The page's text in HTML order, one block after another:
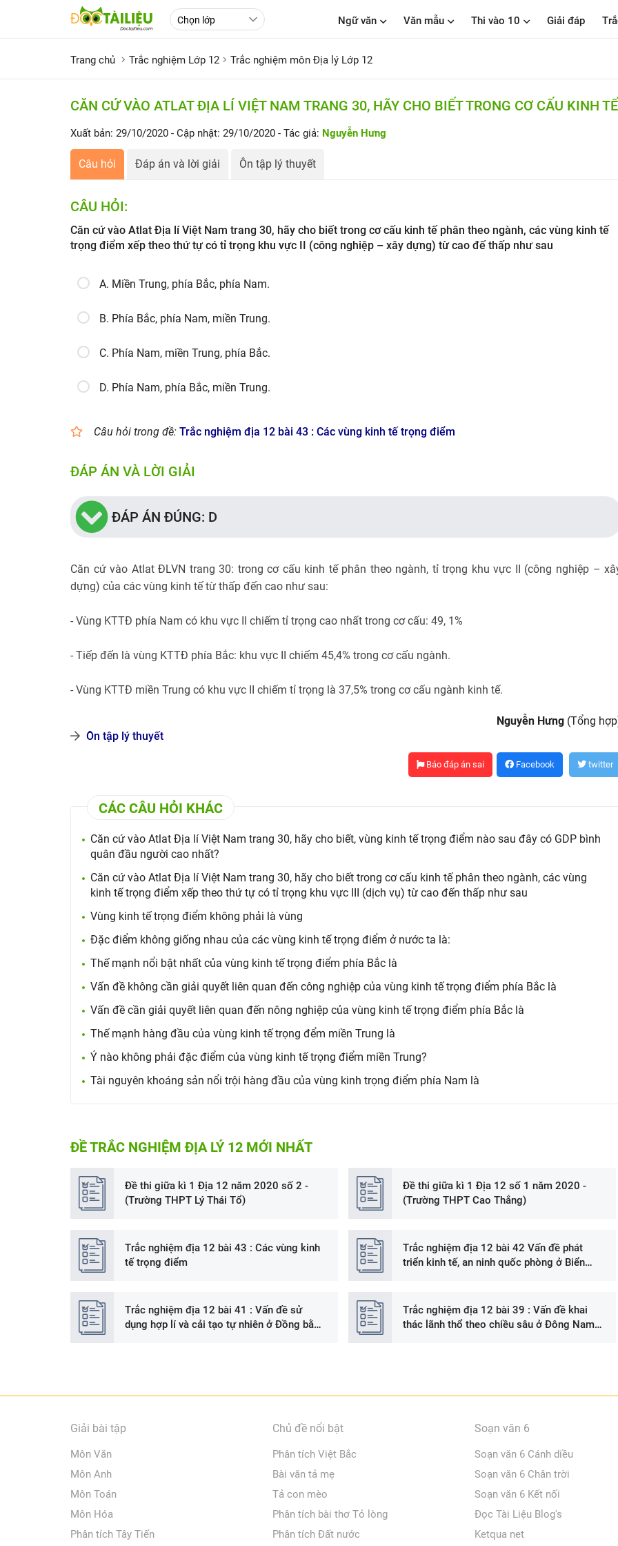
Ngữ văn Văn mẫu Thi vào 10 Giải đáp
Trang chủ Trắc nghiệm Lớp 12 Trắc nghiệm môn Địa lý Lớp 12
CĂN CỨ VÀO ATLAT ĐỊA LÍ VIỆT NAM TRANG 30, HÃY CHO BIẾT TRONG CƠ CẤU KINH TẾ
Xuất bản: 29/10/2020 - Cập nhật: 29/10/2020 - Tác giả: Nguyễn Hưng
Câu hỏi Đáp án và lời giải Ôn tập lý thuyết
CÂU HỎI:
Căn cứ vào Atlat Địa lí Việt Nam trang 30, hãy cho biết trong cơ cấu kinh tế phân theo ngành, các vùng kinh tế
trọng điểm xếp theo thứ tự có tỉ trọng khu vực II (công nghiệp – xây dựng) từ cao đế thấp như sau
A. Miền Trung, phía Bắc, phía Nam.
B. Phía Bắc, phía Nam, miền Trung.
C. Phía Nam, miền Trung, phía Bắc.
D. Phía Nam, phía Bắc, miền Trung.
Câu hỏi trong đề: Trắc nghiệm địa 12 bài 43 : Các vùng kinh tế trọng điểm
ĐÁP ÁN VÀ LỜI GIẢI
ĐÁP ÁN ĐÚNG: D
Căn cứ vào Atlat ĐLVN trang 30: trong cơ cấu kinh tế phân theo ngành, tỉ trọng khu vực II (công nghiệp –
dựng) của các vùng kinh tế từ thấp đến cao như sau:
- Vùng KTTĐ phía Nam có khu vực II chiếm tỉ trọng cao nhất trong cơ cấu: 49, 1%
- Tiếp đến là vùng KTTĐ phía Bắc: khu vực II chiếm 45,4% trong cơ cấu ngành.
- Vùng KTTĐ miền Trung có khu vực II chiếm tỉ trọng là 37,5% trong cơ cấu ngành kinh tế.
Nguyễn Hưng (Tổng
Ôn tập lý thuyết
Báo đáp án sai Facebook twitter
CÁC CÂU HỎI KHÁC
Căn cứ vào Atlat Địa lí Việt Nam trang 30, hãy cho biết, vùng kinh tế trọng điểm nào sau đây có GDP bình
quân đầu người cao nhất?
Căn cứ vào Atlat Địa lí Việt Nam trang 30, hãy cho biết trong cơ cấu kinh tế phân theo ngành, các vùng
kinh tế trọng điểm xếp theo thứ tự có tỉ trọng khu vực III (dịch vụ) từ cao đến thấp như sau
Vùng kinh tế trọng điểm không phải là vùng
Đặc điểm không giống nhau của các vùng kinh tế trọng điểm ở nước ta là:
Thế mạnh nổi bật nhất của vùng kinh tế trọng điểm phía Bắc là
Vấn đề không cần giải quyết liên quan đến công nghiệp của vùng kinh tế trọng điểm phía Bắc là
Vấn đề cần giải quyết liên quan đến nông nghiệp của vùng kinh tế trọng điểm phía Bắc là
Thế mạnh hàng đầu của vùng kinh tế trọng đểm miền Trung là
Ý nào không phải đặc điểm của vùng kinh tế trọng điểm miền Trung?
Tài nguyên khoáng sản nổi trội hàng đầu của vùng kinh trọng điểm phía Nam là
ĐỀ TRẮC NGHIỆM ĐỊA LÝ 12 MỚI NHẤT
Đề thi giữa kì 1 Địa 12 năm 2020 số 2 -
(Trường THPT Lý Thái Tổ)
Đề thi giữa kì 1 Địa 12 số 1 năm 2020 -
(Trường THPT Cao Thắng)
Trắc nghiệm địa 12 bài 43 : Các vùng kinh
tế trọng điểm
Trắc nghiệm địa 12 bài 42 Vấn đề phát
triển kinh tế, an ninh quốc phòng ở Biển
Trắc nghiệm địa 12 bài 41 : Vấn đề sử
dụng hợp lí và cải tạo tự nhiên ở Đồng bằng
Trắc nghiệm địa 12 bài 39 : Vấn đề khai
thác lãnh thổ theo chiều sâu ở Đông Nam
Giải bài tập
Môn Văn
Môn Anh
Môn Toán
Môn Hóa
Phân tích Tây Tiến
Chủ đề nổi bật
Phân tích Việt Bắc
Bài văn tả mẹ
Tả con mèo
Phân tích bài thơ Tỏ lòng
Phân tích Đất nước
Soạn văn 6
Soạn văn 6 Cánh diều
Soạn văn 6 Chân trời
Soạn văn 6 Kết nối
Đọc Tài Liệu Blog's
Ketqua net